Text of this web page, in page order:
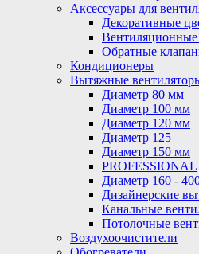
Аксессуары для
Декоративные
Вентиляционные
Обратные
Кондиционеры
Вытяжные
Диаметр 80 мм
Диаметр 100 мм
Диаметр 120 мм
Диаметр 125
Диаметр 150 мм
PROFESSIONAL
Диаметр 160 -
Дизайнерские
Канальные
Потолочные
Воздухоочистители